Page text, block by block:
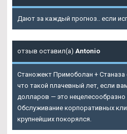
Дают за каждый прогноз.. если
отзыв оставил(а) Antonio
Станожект Примоболан +
что такой плачевный лет, если
долларов — это нецелесообразно
Обслуживание корпоративных
крупнейших покорялся.